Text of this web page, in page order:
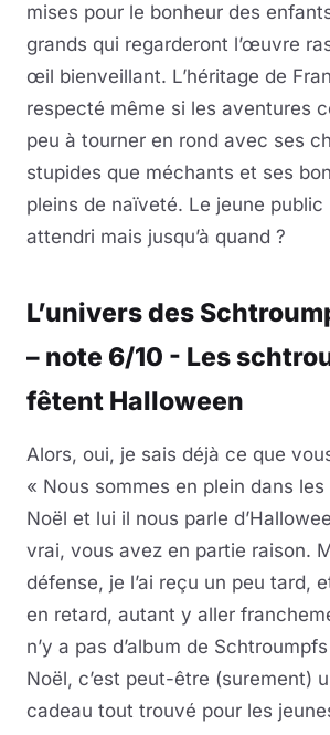
mises pour le bonheur des
grands qui regarderont l’œuvre
œil bienveillant. L’héritage de
respecté même si les aventures
peu à tourner en rond avec ses
stupides que méchants et ses
pleins de naïveté. Le jeune public
attendri mais jusqu’à quand ?
L’univers des
– note 6/10 - Les
fêtent Halloween
Alors, oui, je sais déjà ce que
« Nous sommes en plein dans
Noël et lui il nous parle
vrai, vous avez en partie raison.
défense, je l’ai reçu un peu tard,
en retard, autant y aller
n’y a pas d’album de
Noël, c’est peut-être (surement)
cadeau tout trouvé pour les